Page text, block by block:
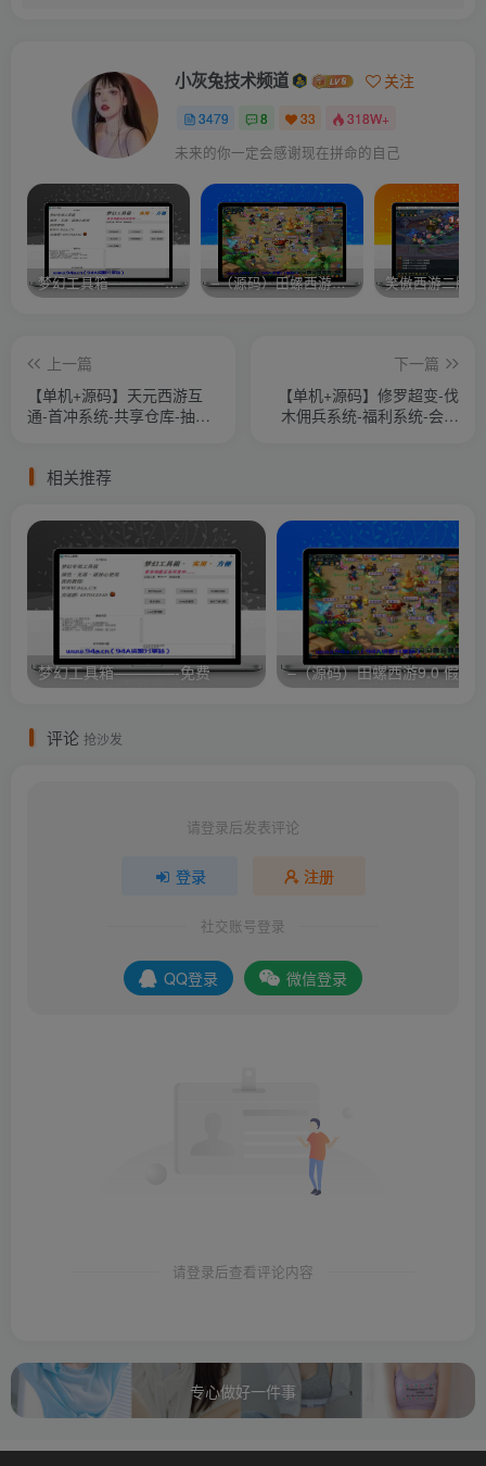
小灰兔技术频道 关注
3479 8 33 318W+
未来的你一定会感谢现在拼命的自己
梦幻工具箱————-免费 –（源码）田螺西游9.0 假人摆摊18门派飞升渡劫化圣助战最新BB谛听…. 笑傲西游二版-
上一篇
【单机+源码】天元西游互
通-首冲系统-共享仓库-抽奖
自行体验-搭建教程-攻略-源
下一篇
【单机+源码】修罗超变-伐
木佣兵系统-福利系统-会员
相关推荐
梦幻工具箱————-免费
评论 抢沙发
请登录后发表评论
登录 注册
社交账号登录
QQ登录 微信登录
请登录后查看评论内容
专心做好一件事